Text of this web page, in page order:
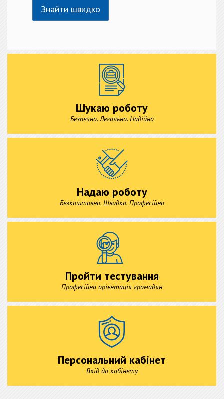
Знайти швидко
Шукаю роботу
Безпечно. Легально. Надійно
Надаю роботу
Безкоштовно. Швидко. Професійно
Пройти тестування
Професійна орієнтація громадян
Персональний кабінет
Вхід до кабінету